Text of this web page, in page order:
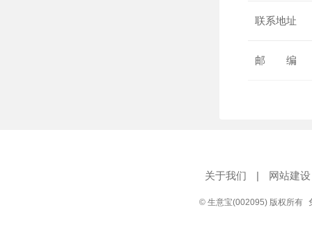
联系地址
邮 编
关于我们 | 网站建设
© 生意宝(002095) 版权所有